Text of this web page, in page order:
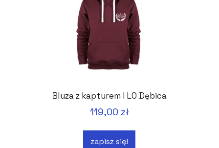
Bluza z kapturem I LO Dębica
119,00 zł
zapisz się!